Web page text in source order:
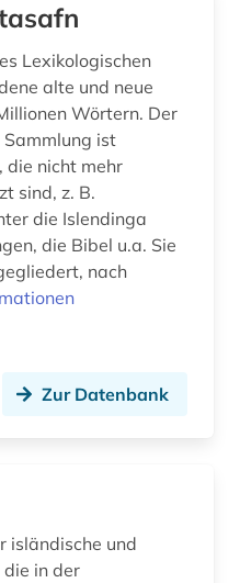
Lexikologischen
alte und neue
Wörtern. Der
ist
die nicht mehr
sind, z. B.
die Islendinga
die Bibel u.a. Sie
nach
Zur Datenbank
isländische und
in der